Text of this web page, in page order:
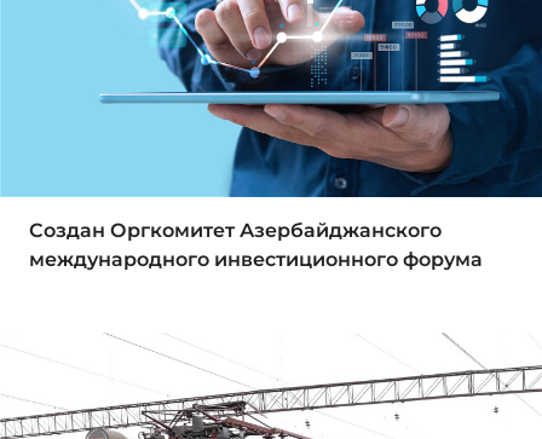
Создан Оргкомитет Азербайджанского
международного инвестиционного форума